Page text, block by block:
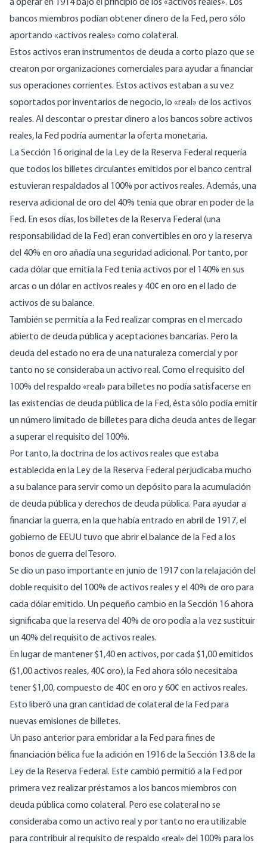
a operar en 1914 bajo el principio de los «activos reales». Los
bancos miembros podían obtener dinero de la Fed, pero sólo
aportando «activos reales» como colateral.
Estos activos eran instrumentos de deuda a corto plazo que se
crearon por organizaciones comerciales para ayudar a financiar
sus operaciones corrientes. Estos activos estaban a su vez
soportados por inventarios de negocio, lo «real» de los activos
reales. Al descontar o prestar dinero a los bancos sobre activos
reales, la Fed podría aumentar la oferta monetaria.
La Sección 16 original de la Ley de la Reserva Federal requería
que todos los billetes circulantes emitidos por el banco central
estuvieran respaldados al 100% por activos reales. Además, una
reserva adicional de oro del 40% tenía que obrar en poder de la
Fed. En esos días, los billetes de la Reserva Federal (una
responsabilidad de la Fed) eran convertibles en oro y la reserva
del 40% en oro añadía una seguridad adicional. Por tanto, por
cada dólar que emitía la Fed tenía activos por el 140% en sus
arcas o un dólar en activos reales y 40¢ en oro en el lado de
activos de su balance.
También se permitía a la Fed realizar compras en el mercado
abierto de deuda pública y aceptaciones bancarias. Pero la
deuda del estado no era de una naturaleza comercial y por
tanto no se consideraba un activo real. Como el requisito del
100% del respaldo «real» para billetes no podía satisfacerse en
las existencias de deuda pública de la Fed, ésta sólo podía emitir
un número limitado de billetes para dicha deuda antes de llegar
a superar el requisito del 100%.
Por tanto, la doctrina de los activos reales que estaba
establecida en la Ley de la Reserva Federal perjudicaba mucho
a su balance para servir como un depósito para la acumulación
de deuda pública y derechos de deuda pública. Para ayudar a
financiar la guerra, en la que había entrado en abril de 1917, el
gobierno de EEUU tuvo que abrir el balance de la Fed a los
bonos de guerra del Tesoro.
Se dio un paso importante en junio de 1917 con la relajación del
doble requisito del 100% de activos reales y el 40% de oro para
cada dólar emitido. Un pequeño cambio en la Sección 16 ahora
significaba que la reserva del 40% de oro podía a la vez sustituir
un 40% del requisito de activos reales.
En lugar de mantener $1,40 en activos, por cada $1,00 emitidos
($1,00 activos reales, 40¢ oro), la Fed ahora sólo necesitaba
tener $1,00, compuesto de 40¢ en oro y 60¢ en activos reales.
Esto liberó una gran cantidad de colateral de la Fed para
nuevas emisiones de billetes.
Un paso anterior para embridar a la Fed para fines de
financiación bélica fue la adición en 1916 de la Sección 13.8 de la
Ley de la Reserva Federal. Este cambió permitió a la Fed por
primera vez realizar préstamos a los bancos miembros con
deuda pública como colateral. Pero ese colateral no se
consideraba como un activo real y por tanto no era utilizable
para contribuir al requisito de respaldo «real» del 100% para los